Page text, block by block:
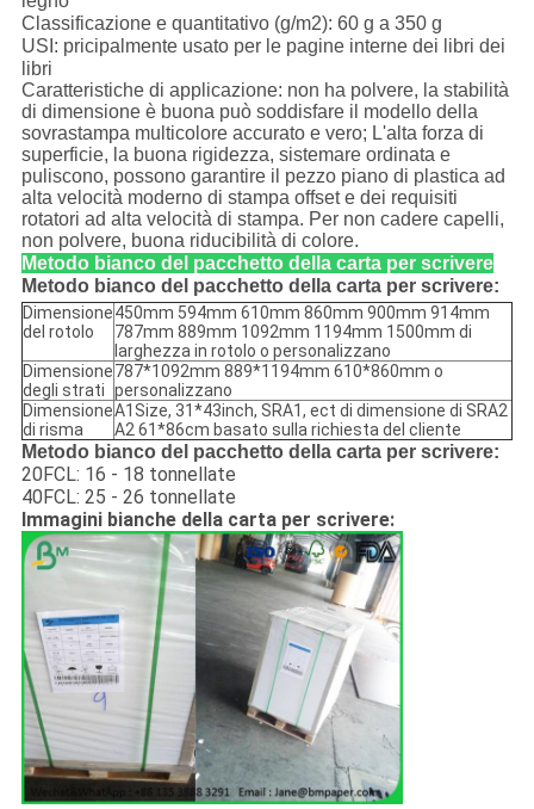
Classificazione e quantitativo (g/m2): 60 g a 350 g
USI: pricipalmente usato per le pagine interne dei libri dei
libri
Caratteristiche di applicazione: non ha polvere, la stabilità
di dimensione è buona può soddisfare il modello della
sovrastampa multicolore accurato e vero; L'alta forza di
superficie, la buona rigidezza, sistemare ordinata e
puliscono, possono garantire il pezzo piano di plastica ad
alta velocità moderno di stampa offset e dei requisiti
rotatori ad alta velocità di stampa. Per non cadere capelli,
non polvere, buona riducibilità di colore.
Metodo bianco del pacchetto della carta per scrivere
Metodo bianco del pacchetto della carta per scrivere:
Dimensione
del rotolo
450mm 594mm 610mm 860mm 900mm 914mm
787mm 889mm 1092mm 1194mm 1500mm di
larghezza in rotolo o personalizzano
Dimensione
degli strati
787*1092mm 889*1194mm 610*860mm o
personalizzano
Dimensione
di risma
A1Size, 31*43inch, SRA1, ect di dimensione di SRA2
A2 61*86cm basato sulla richiesta del cliente
Metodo bianco del pacchetto della carta per scrivere:
20FCL: 16 - 18 tonnellate
40FCL: 25 - 26 tonnellate
Immagini bianche della carta per scrivere: